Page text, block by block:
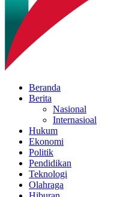
Beranda
Berita
Nasional
Internasioal
Hukum
Ekonomi
Politik
Pendidikan
Teknologi
Olahraga